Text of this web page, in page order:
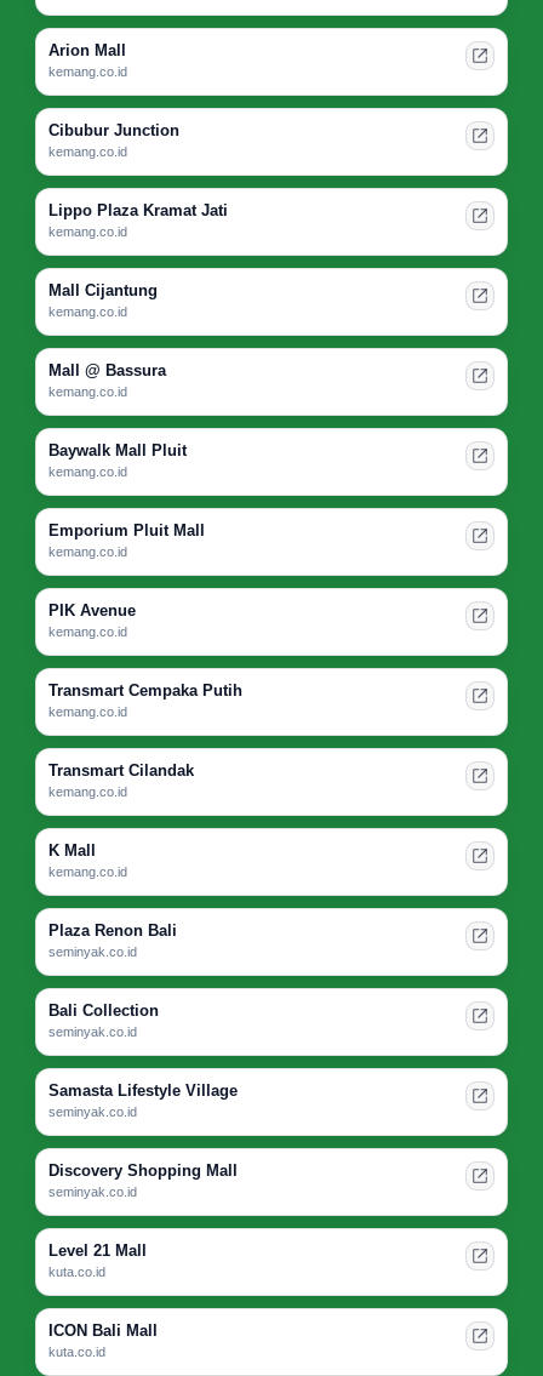
Arion Mall
kemang.co.id
Cibubur Junction
kemang.co.id
Lippo Plaza Kramat Jati
kemang.co.id
Mall Cijantung
kemang.co.id
Mall @ Bassura
kemang.co.id
Baywalk Mall Pluit
kemang.co.id
Emporium Pluit Mall
kemang.co.id
PIK Avenue
kemang.co.id
Transmart Cempaka Putih
kemang.co.id
Transmart Cilandak
kemang.co.id
K Mall
kemang.co.id
Plaza Renon Bali
seminyak.co.id
Bali Collection
seminyak.co.id
Samasta Lifestyle Village
seminyak.co.id
Discovery Shopping Mall
seminyak.co.id
Level 21 Mall
kuta.co.id
ICON Bali Mall
kuta.co.id